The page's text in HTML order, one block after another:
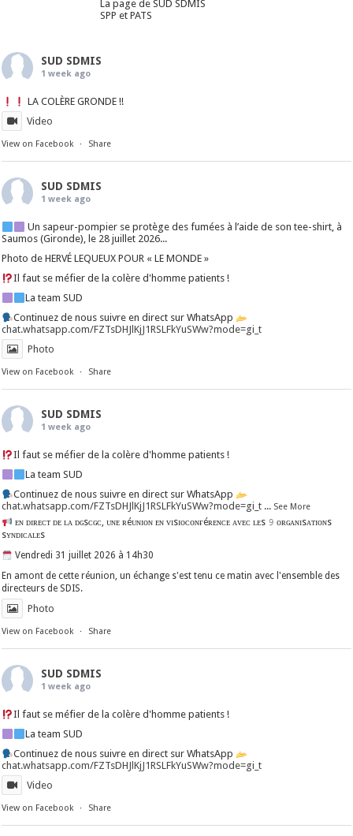
La page de SUD SDMIS
SPP et PATS
SUD SDMIS
1 week ago
LA COLÈRE GRONDE !!
Video
View on Facebook · Share
SUD SDMIS
1 week ago
Un sapeur-pompier se protège des fumées à l’aide de son tee-shirt, à
Saumos (Gironde), le 28 juillet 2026...
Photo de HERVÉ LEQUEUX POUR « LE MONDE »
Il faut se méfier de la colère d'homme patients !
La team SUD
Continuez de nous suivre en direct sur WhatsApp
chat.whatsapp.com/FZTsDHJlKjJ1RSLFkYuSWw?mode=gi_t
Photo
View on Facebook · Share
SUD SDMIS
1 week ago
Il faut se méfier de la colère d'homme patients !
La team SUD
Continuez de nous suivre en direct sur WhatsApp
chat.whatsapp.com/FZTsDHJlKjJ1RSLFkYuSWw?mode=gi_t
ᴇɴ ᴅɪʀᴇᴄᴛ ᴅᴇ ʟᴀ ᴅɢsᴄɢᴄ, ᴜɴᴇ ʀéᴜɴɪᴏɴ ᴇɴ ᴠɪsɪᴏᴄᴏɴғéʀᴇɴᴄᴇ ᴀᴠᴇᴄ ʟᴇs 𝟿 ᴏʀɢᴀɴɪsᴀᴛɪᴏɴs
sʏɴᴅɪᴄᴀʟᴇs
Vendredi 31 juillet 2026 à 14h30
En amont de cette réunion, un échange s'est tenu ce matin avec l'ensemble des
directeurs de SDIS.
... See More
Photo
View on Facebook · Share
SUD SDMIS
1 week ago
Il faut se méfier de la colère d'homme patients !
La team SUD
Continuez de nous suivre en direct sur WhatsApp
chat.whatsapp.com/FZTsDHJlKjJ1RSLFkYuSWw?mode=gi_t
Video
View on Facebook · Share